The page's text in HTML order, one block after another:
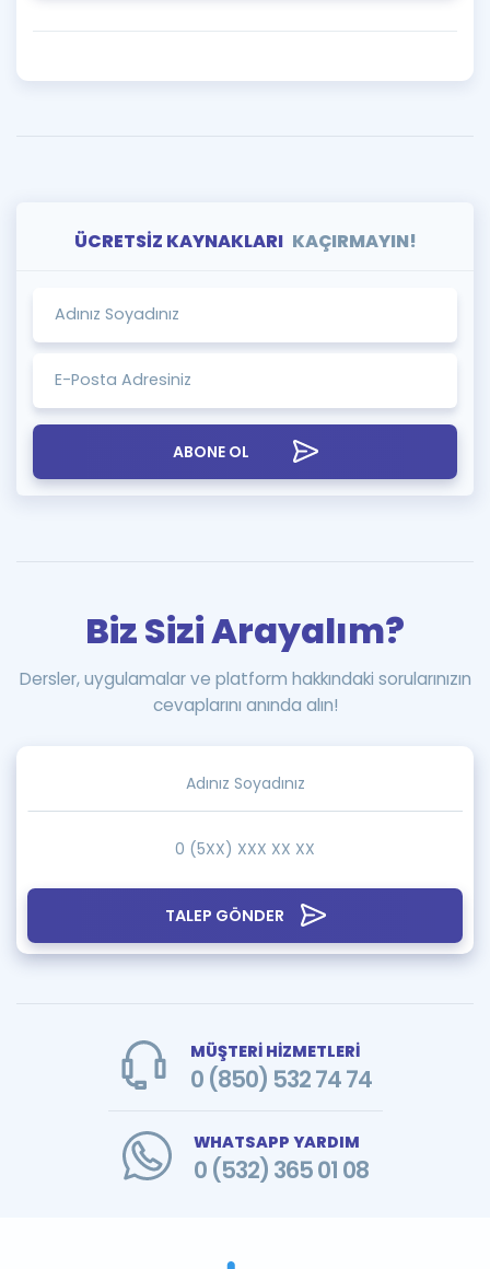
ÜCRETSİZ KAYNAKLARI KAÇIRMAYIN!
ABONE OL
TALEP GÖNDER
Biz Sizi Arayalım?
Dersler, uygulamalar ve platform hakkındaki sorularınızın
cevaplarını anında alın!
MÜŞTERİ HİZMETLERİ
0 (850) 532 74 74
WHATSAPP YARDIM
0 (532) 365 01 08